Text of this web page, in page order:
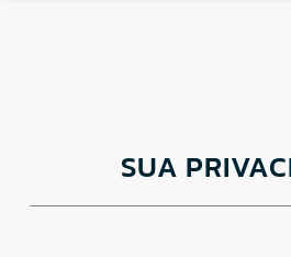
Av. Brigadeiro Faria Lima,
Paulistano, São Paulo/ SP –
SUA